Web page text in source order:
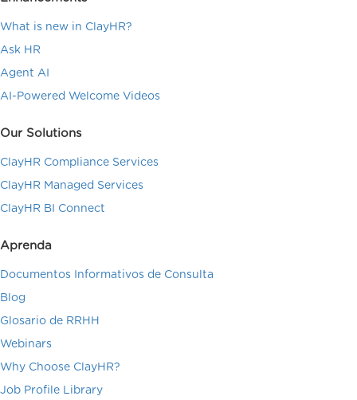
What is new in ClayHR?
Ask HR
Agent AI
AI-Powered Welcome Videos
Our Solutions
ClayHR Compliance Services
ClayHR Managed Services
ClayHR BI Connect
Aprenda
Documentos Informativos de Consulta
Blog
Glosario de RRHH
Webinars
Why Choose ClayHR?
Job Profile Library